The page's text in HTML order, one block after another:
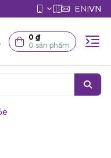
EN|VN
0 ₫
0 sản phẩm